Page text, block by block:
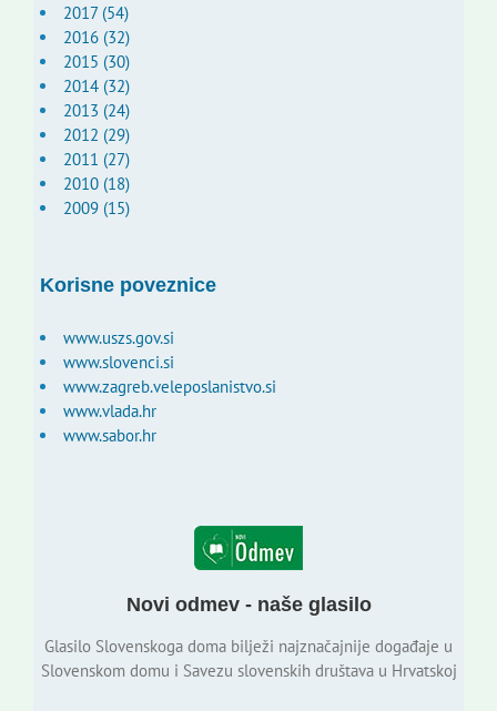
2017 (54)
2016 (32)
2015 (30)
2014 (32)
2013 (24)
2012 (29)
2011 (27)
2010 (18)
2009 (15)
Korisne poveznice
www.uszs.gov.si
www.slovenci.si
www.zagreb.veleposlanistvo.si
www.vlada.hr
www.sabor.hr
Novi odmev - naše glasilo
Glasilo Slovenskoga doma bilježi najznačajnije događaje u
Slovenskom domu i Savezu slovenskih društava u Hrvatskoj